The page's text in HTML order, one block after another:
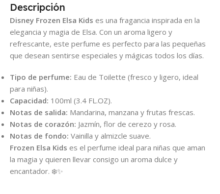
Descripción
Disney Frozen Elsa Kids es una fragancia inspirada en la
elegancia y magia de Elsa. Con un aroma ligero y
refrescante, este perfume es perfecto para las pequeñas
que desean sentirse especiales y mágicas todos los días.
Tipo de perfume: Eau de Toilette (fresco y ligero, ideal
para niñas).
Capacidad: 100ml (3.4 FL.OZ).
Notas de salida: Mandarina, manzana y frutas frescas.
Notas de corazón: Jazmín, flor de cerezo y rosa.
Notas de fondo: Vainilla y almizcle suave.
Frozen Elsa Kids es el perfume ideal para niñas que aman
la magia y quieren llevar consigo un aroma dulce y
encantador. ❄️✨